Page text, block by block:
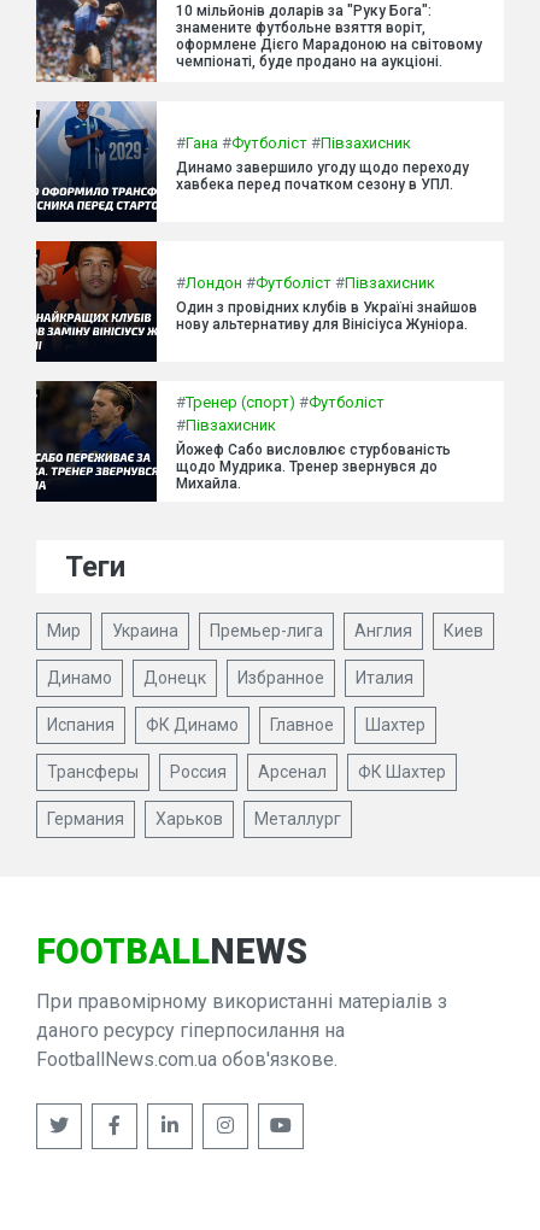
10 мільйонів доларів за "Руку Бога":
знамените футбольне взяття воріт,
оформлене Дієго Марадоною на світовому
чемпіонаті, буде продано на аукціоні.
#Гана #Футболіст #Півзахисник
Динамо завершило угоду щодо переходу
хавбека перед початком сезону в УПЛ.
#Лондон #Футболіст #Півзахисник
Один з провідних клубів в Україні знайшов
нову альтернативу для Вінісіуса Жуніора.
#Тренер (спорт) #Футболіст
#Півзахисник
Йожеф Сабо висловлює стурбованість
щодо Мудрика. Тренер звернувся до
Михайла.
Теги
Мир Украина Премьер-лига Англия Киев
Динамо Донецк Избранное Италия
Испания ФК Динамо Главное Шахтер
Трансферы Россия Арсенал ФК Шахтер
Германия Харьков Металлург
FOOTBALLNEWS
При правомірному використанні матеріалів з
даного ресурсу гіперпосилання на
FootballNews.com.ua обов'язкове.